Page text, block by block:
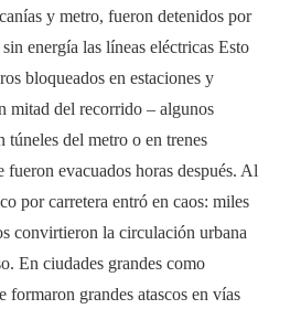
y metro, fueron detenidos por
energía las líneas eléctricas​ Esto
bloqueados en estaciones y
mitad del recorrido – algunos
túneles del metro o en trenes
fueron evacuados horas después. Al
por carretera entró en caos: miles
convirtieron la circulación urbana
En ciudades grandes como
formaron grandes atascos en vías